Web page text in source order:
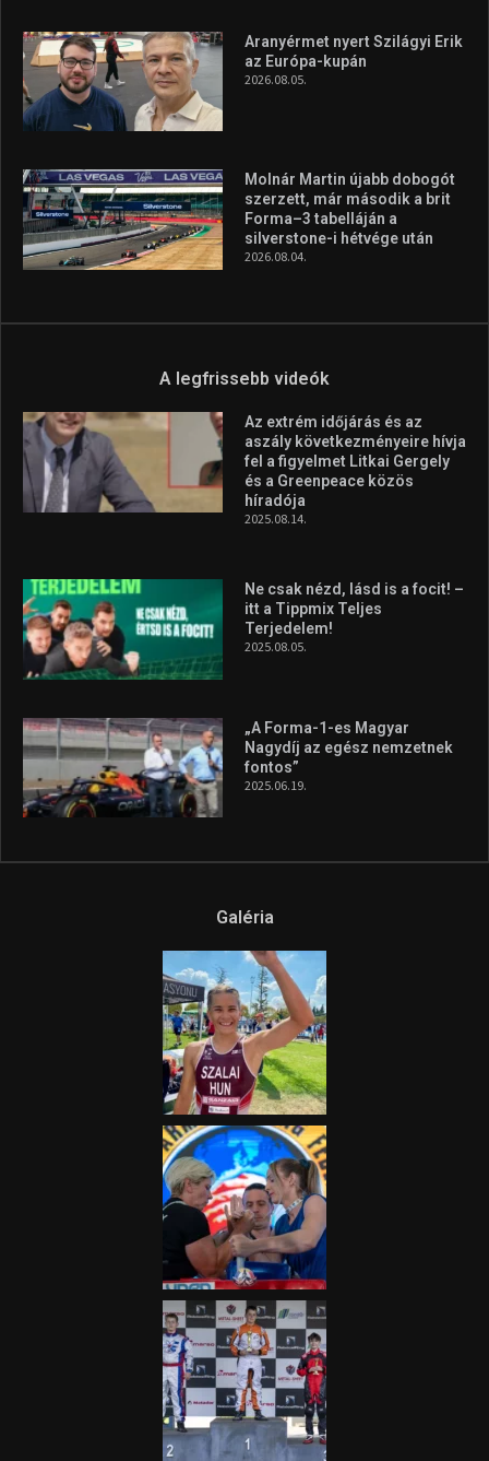
Aranyérmet nyert Szilágyi Erik
az Európa-kupán
2026.08.05.
Molnár Martin újabb dobogót
szerzett, már második a brit
Forma–3 tabelláján a
silverstone-i hétvége után
2026.08.04.
A legfrissebb videók
Az extrém időjárás és az
aszály következményeire hívja
fel a figyelmet Litkai Gergely
és a Greenpeace közös
híradója
2025.08.14.
Ne csak nézd, lásd is a focit! –
itt a Tippmix Teljes
Terjedelem!
2025.08.05.
„A Forma-1-es Magyar
Nagydíj az egész nemzetnek
fontos”
2025.06.19.
Galéria